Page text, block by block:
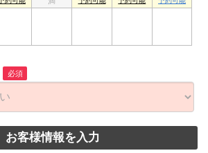
必須
お客様情報を入力